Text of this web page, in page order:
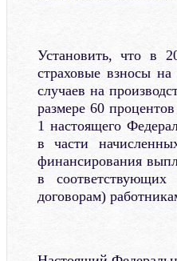
Установить, что в
страховые взносы на
случаев на
размере 60
1 настоящего
в части
финансирования
в соответствующих
договорам)